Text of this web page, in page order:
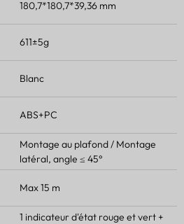
180,7*180,7*39,36 mm
611±5g
Blanc
ABS+PC
Montage au plafond / Montage
latéral, angle ≤ 45°
Max 15 m
1 indicateur d'état rouge et vert +